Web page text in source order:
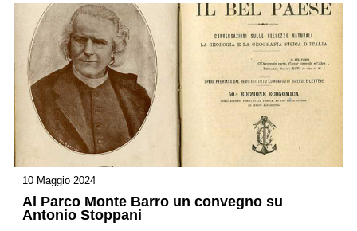
10 Maggio 2024
Al Parco Monte Barro un convegno su
Antonio Stoppani